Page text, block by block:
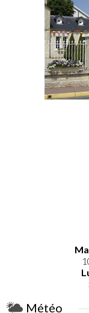
Météo